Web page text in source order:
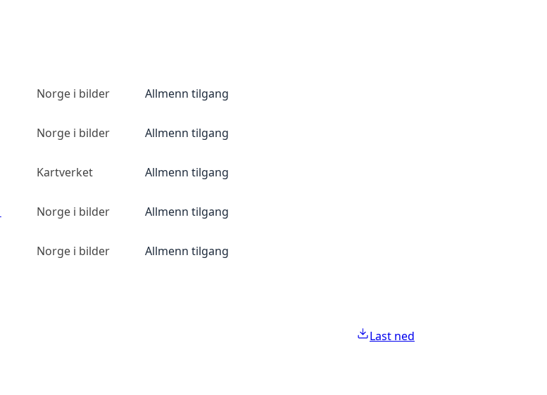
Norge i bilder Allmenn tilgang
Norge i bilder Allmenn tilgang
Kartverket Allmenn tilgang
Norge i bilder Allmenn tilgang
Norge i bilder Allmenn tilgang
Last ned